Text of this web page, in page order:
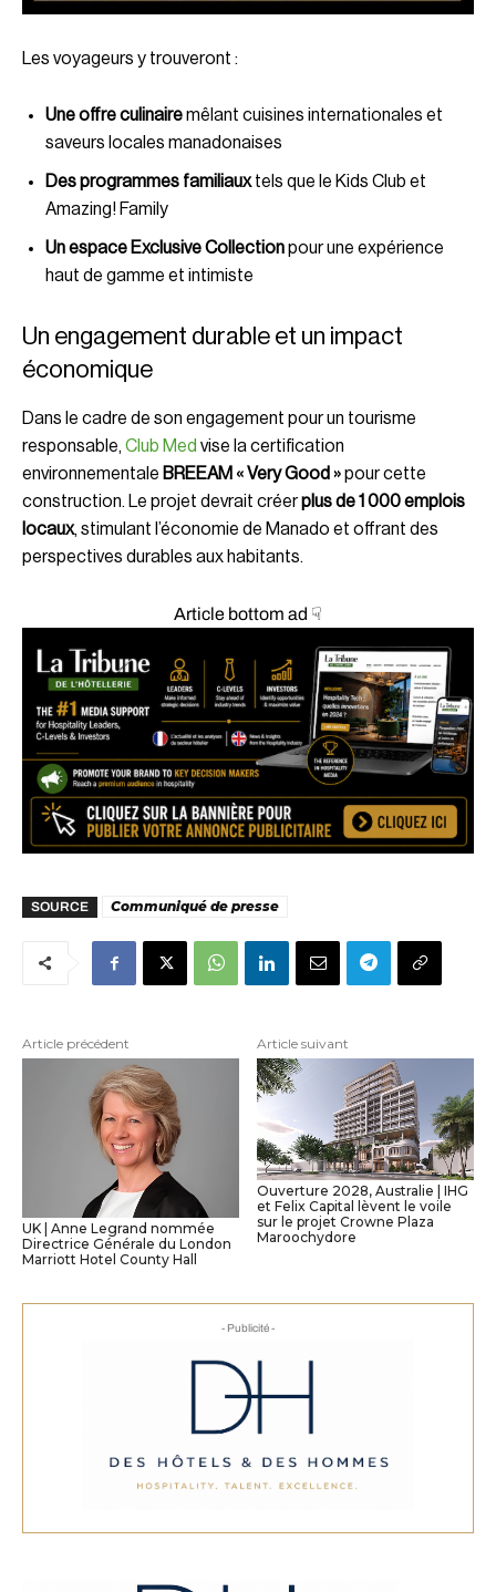
Les voyageurs y trouveront :
Une offre culinairemêlant cuisines internationales et
saveurs locales manadonaises
Des programmes familiauxtels que le Kids Club et
Amazing! Family
Un espace Exclusive Collectionpour une expérience
haut de gamme et intimiste
Un engagement durable et un impact
économique
Dans le cadre de son engagement pour un tourisme
responsable, Club Med vise la certification
environnementale BREEAM « Very Good »pour cette
construction. Le projet devrait créerplus de 1 000 emplois
locaux, stimulant l’économie de Manado et offrant des
perspectives durables aux habitants.
Article bottom ad ☟
SOURCE Communiqué de presse
Article précédent
UK | Anne Legrand nommée
Directrice Générale du London
Marriott Hotel County Hall
Article suivant
Ouverture 2028, Australie | IHG
et Felix Capital lèvent le voile
sur le projet Crowne Plaza
Maroochydore
- Publicité -